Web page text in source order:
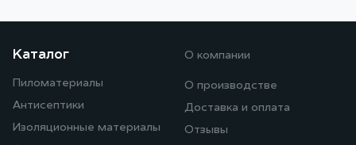
Каталог
Пиломатериалы
Антисептики
Изоляционные материалы
О компании
О производстве
Доставка и оплата
Отзывы